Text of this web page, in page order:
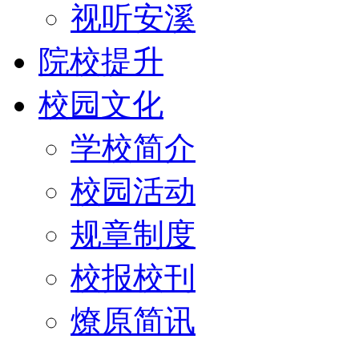
视听安溪
院校提升
校园文化
学校简介
校园活动
规章制度
校报校刊
燎原简讯